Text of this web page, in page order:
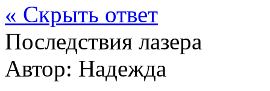
« Скрыть ответ
Последствия лазера
Автор: Надежда